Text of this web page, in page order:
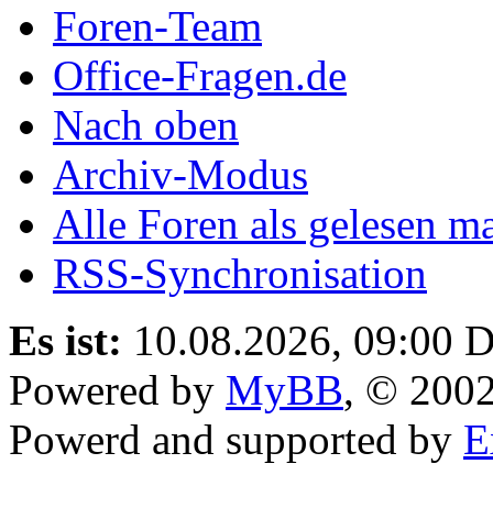
Foren-Team
Office-Fragen.de
Nach oben
Archiv-Modus
Alle Foren als gelesen
RSS-Synchronisation
Es ist: 10.08.2026, 09:00
Powered by MyBB, ©
Powerd and supported by